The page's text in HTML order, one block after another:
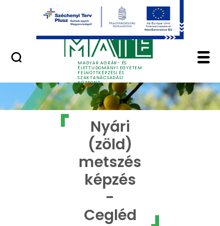
Ugrás a fő tartalomhoz
MAGYAR AGRÁR- ÉS
ÉLETTUDOMÁNYI EGYETEM
FELNŐTTKÉPZÉSI ÉS
SZAKTANÁCSADÁSI
KÖZPONT
Nyári (zöld) metszés
Nyári
(zöld)
metszés
képzés
-
Cegléd